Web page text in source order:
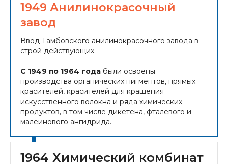
1949 Анилинокрасочный
завод
Ввод Тамбовского анилинокрасочного завода в
строй действующих.
С 1949 по 1964 года были освоены
производства органических пигментов, прямых
красителей, красителей для крашения
искусственного волокна и ряда химических
продуктов, в том числе дикетена, фталевого и
малеинового ангидрида.
1964 Химический комбинат